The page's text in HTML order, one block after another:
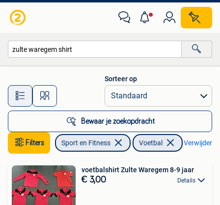
Alle afstanden…
Sorteer op
Bewaar je zoekopdracht
Filters Sport en Fitness Voetbal Verwijder
voetbalshirt Zulte Waregem 8-9 jaar
€ 3,00 Details